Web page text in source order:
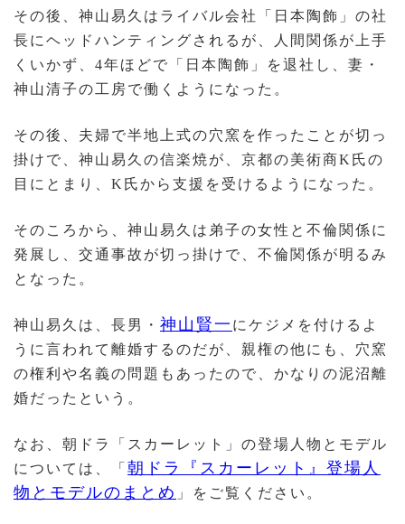
その後、神山易久はライバル会社「日本陶飾」の社
長にヘッドハンティングされるが、人間関係が上手
くいかず、4年ほどで「日本陶飾」を退社し、妻・
神山清子の工房で働くようになった。
その後、夫婦で半地上式の穴窯を作ったことが切っ
掛けで、神山易久の信楽焼が、京都の美術商K氏の
目にとまり、K氏から支援を受けるようになった。
そのころから、神山易久は弟子の女性と不倫関係に
発展し、交通事故が切っ掛けで、不倫関係が明るみ
となった。
神山易久は、長男・ 神山賢一 にケジメを付けるよ
うに言われて離婚するのだが、親権の他にも、穴窯
の権利や名義の問題もあったので、かなりの泥沼離
婚だったという。
なお、朝ドラ「スカーレット」の登場人物とモデル
については、「 朝ドラ『スカーレット』登場人
物とモデルのまとめ 」をご覧ください。